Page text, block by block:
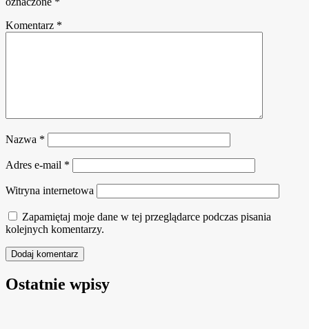
Komentarz *
Nazwa *
Adres e-mail *
Witryna internetowa
Zapamiętaj moje dane w tej przeglądarce podczas pisania
kolejnych komentarzy.
Ostatnie wpisy